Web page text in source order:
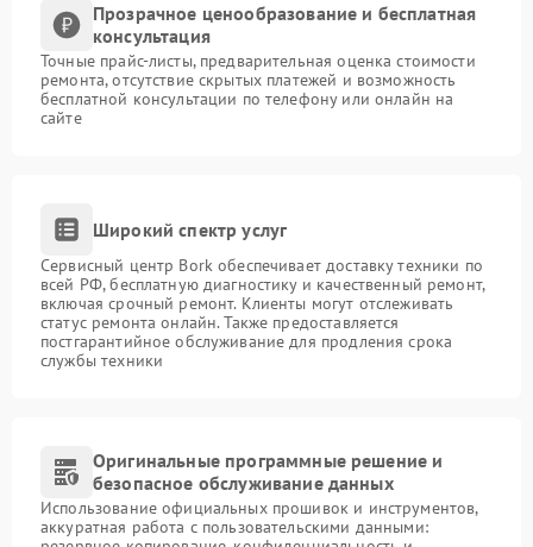
Прозрачное ценообразование и бесплатная
консультация
Точные прайс-листы, предварительная оценка стоимости
ремонта, отсутствие скрытых платежей и возможность
бесплатной консультации по телефону или онлайн на
сайте
Широкий спектр услуг
Сервисный центр Bork обеспечивает доставку техники по
всей РФ, бесплатную диагностику и качественный ремонт,
включая срочный ремонт. Клиенты могут отслеживать
статус ремонта онлайн. Также предоставляется
постгарантийное обслуживание для продления срока
службы техники
Оригинальные программные решение и
безопасное обслуживание данных
Использование официальных прошивок и инструментов,
аккуратная работа с пользовательскими данными: